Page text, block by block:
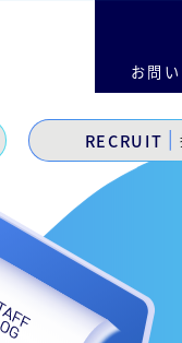
お問
RECRUIT |